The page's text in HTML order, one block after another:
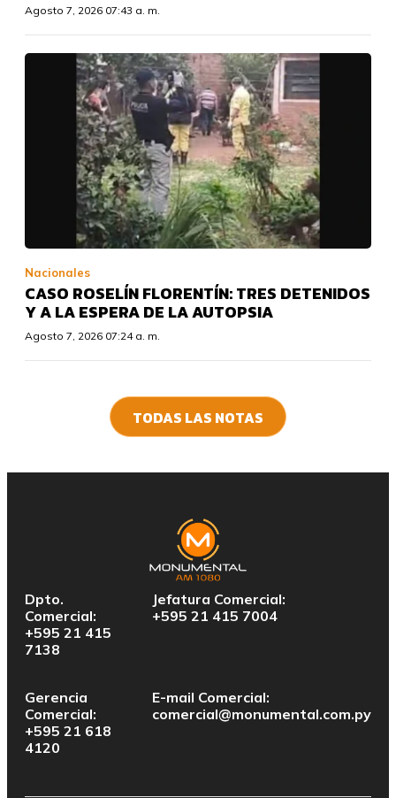
Agosto 7, 2026 07:43 a. m.
Nacionales
CASO ROSELÍN FLORENTÍN: TRES DETENIDOS
Y A LA ESPERA DE LA AUTOPSIA
Agosto 7, 2026 07:24 a. m.
TODAS LAS NOTAS
Dpto.
Comercial:
+595 21 415
7138
Jefatura Comercial:
+595 21 415 7004
Gerencia
Comercial:
+595 21 618
4120
E-mail Comercial:
comercial@monumental.com.py